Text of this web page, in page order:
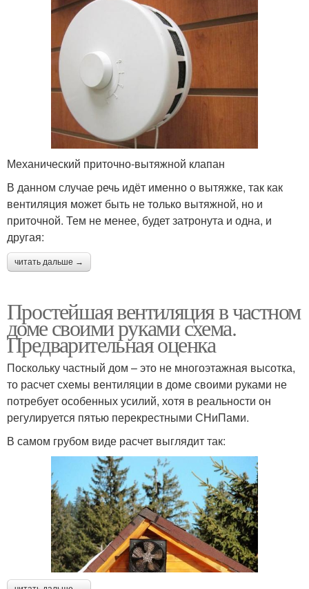
Механический приточно-вытяжной клапан
В данном случае речь идёт именно о вытяжке, так как
вентиляция может быть не только вытяжной, но и
приточной. Тем не менее, будет затронута и одна, и
другая:
читать дальше →
Простейшая вентиляция в частном
доме своими руками схема.
Предварительная оценка
Поскольку частный дом – это не многоэтажная высотка,
то расчет схемы вентиляции в доме своими руками не
потребует особенных усилий, хотя в реальности он
регулируется пятью перекрестными СНиПами.
В самом грубом виде расчет выглядит так: